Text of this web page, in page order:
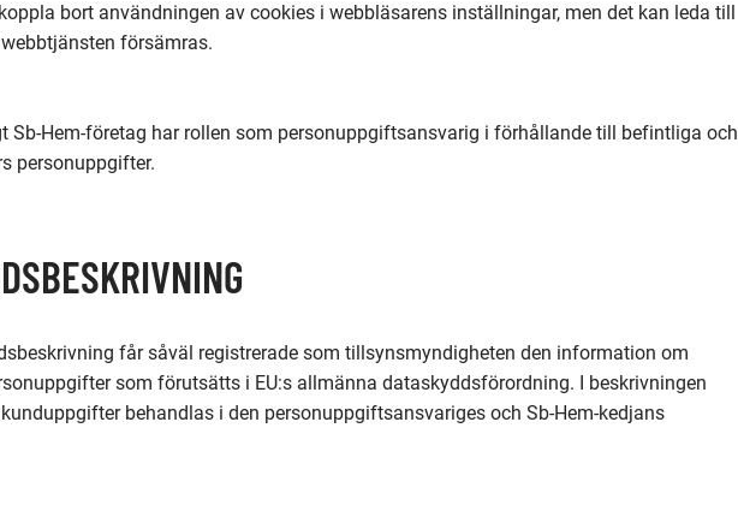
bort användningen av cookies i webbläsarens inställningar, men det kan leda till
försämras.
Sb-Hem-företag har rollen som personuppgiftsansvarig i förhållande till befintliga och
personuppgifter.
får såväl registrerade som tillsynsmyndigheten den information om
som förutsätts i EU:s allmänna dataskyddsförordning. I beskrivningen
behandlas i den personuppgiftsansvariges och Sb-Hem-kedjans